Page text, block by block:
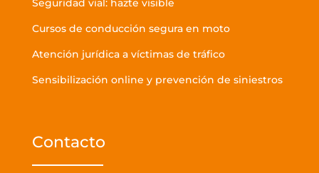
Seguridad vial: hazte visible
Cursos de conducción segura en moto
Atención jurídica a víctimas de tráfico
Sensibilización online y prevención de siniestros
Contacto